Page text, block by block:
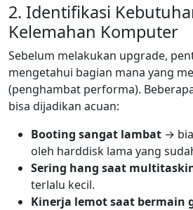
2. Identifikasi
Kelemahan Komputer
Sebelum melakukan upgrade,
mengetahui bagian mana yang
(penghambat performa).
bisa dijadikan acuan:
Booting sangat lambat →
oleh harddisk lama yang
Sering hang saat
terlalu kecil.
Kinerja lemot saat bermain